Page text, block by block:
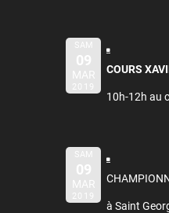
SAM
09
MAR
2019
COURS
10h-12h au
SAM
09
MAR
2019
à Saint